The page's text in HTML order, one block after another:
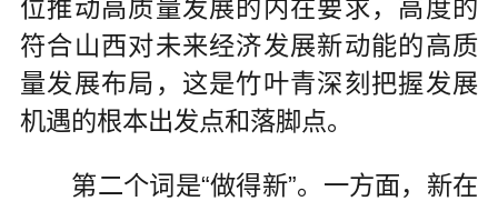
位推动高质量发展的内在要求，高度的
符合山西对未来经济发展新动能的高质
量发展布局，这是竹叶青深刻把握发展
机遇的根本出发点和落脚点。
第二个词是“做得新”。一方面，新在